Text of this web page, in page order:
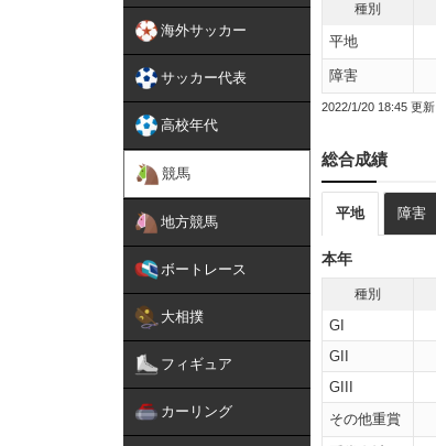
海外サッカー
サッカー代表
高校年代
競馬
地方競馬
ボートレース
大相撲
フィギュア
カーリング
種別
平地
障害
2022/1/20 18:45 更新
総合成績
平地 障害
本年
種別
GI
GII
GIII
その他重賞